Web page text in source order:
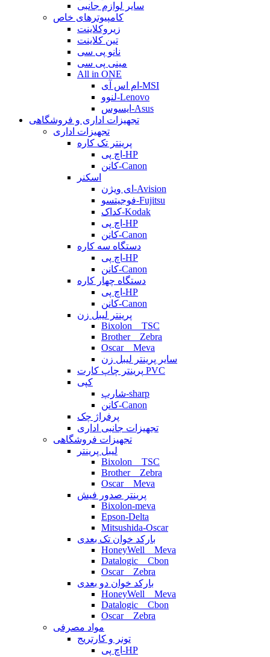
سایر لوازم جانبی
کامپیوترهای خاص
زیروکلاینت
تین کلاینت
نانو پی سی
مینی پی سی
All in ONE
ام اس آی-MSI
لنوو-Lenovo
ایسوس-Asus
تجهیزات اداری و فروشگاهی
تجهیزات اداری
پرینتر تک کاره
اچ پی-HP
کانن-Canon
اسکنر
ای ویژن-Avision
فوجیتسو-Fujitsu
کداک-Kodak
اچ پی-HP
کانن-Canon
دستگاه سه کاره
اچ پی-HP
کانن-Canon
دستگاه چهار کاره
اچ پی-HP
کانن-Canon
پرینتر لیبل زن
Bixolon _ TSC
Brother _ Zebra
Oscar _ Meva
سایر پرینتر لیبل زن
پرینتر چاپ کارت PVC
کپی
شارپ-sharp
کانن-Canon
پرفراژ چک
تجهیزات جانبی اداری
تجهیزات فروشگاهی
لیبل پرینتر
Bixolon _ TSC
Brother _ Zebra
Oscar _ Meva
پرینتر صدور فیش
Bixolon-meva
Epson-Delta
Mitsushida-Oscar
بارکد خوان تک بعدی
HoneyWell _ Meva
Datalogic _ Cbon
Oscar _ Zebra
بارکد خوان دو بعدی
HoneyWell _ Meva
Datalogic _ Cbon
Oscar _ Zebra
مواد مصرفی
تونر و کارتریج
اچ پی-HP